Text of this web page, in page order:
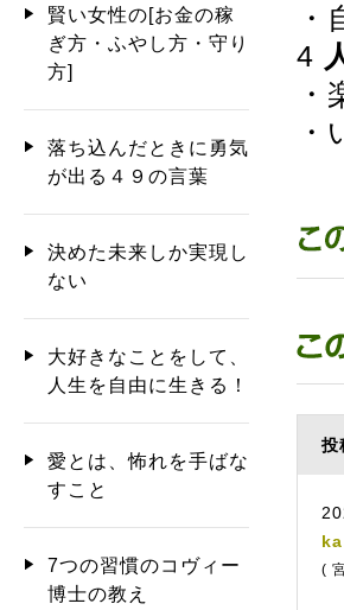
4
投
(
賢い女性の[お金の稼
ぎ方・ふやし方・守り
方]
落ち込んだときに勇気
が出る４９の言葉
決めた未来しか実現し
ない
大好きなことをして、
人生を自由に生きる！
愛とは、怖れを手ばな
すこと
7つの習慣のコヴィー
博士の教え